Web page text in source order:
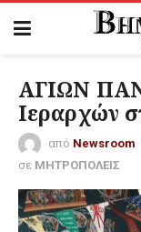
ΑΓΙΩΝ
Ιεραρχών
από Newsroom
σε ΜΗΤΡΟΠΟΛΕΙΣ